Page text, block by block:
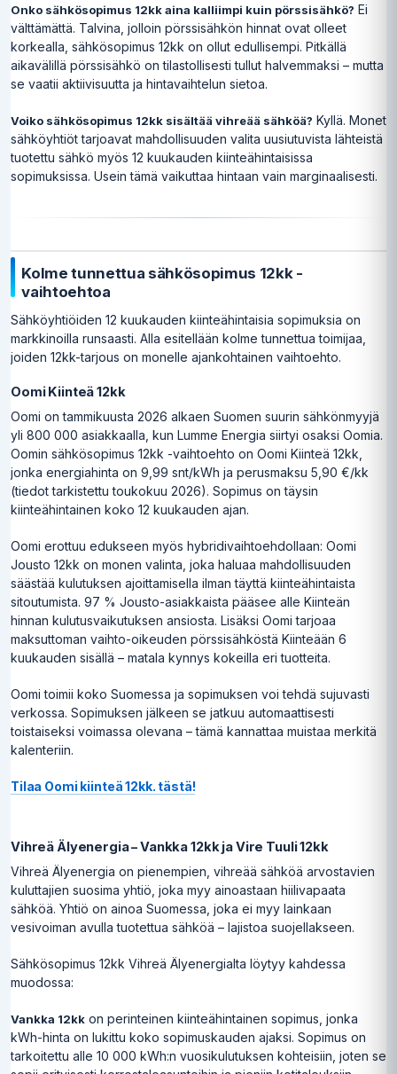
Onko sähkösopimus 12kk aina kalliimpi kuin pörssisähkö? Ei
välttämättä. Talvina, jolloin pörssisähkön hinnat ovat olleet
korkealla, sähkösopimus 12kk on ollut edullisempi. Pitkällä
aikavälillä pörssisähkö on tilastollisesti tullut halvemmaksi – mutta
se vaatii aktiivisuutta ja hintavaihtelun sietoa.
Voiko sähkösopimus 12kk sisältää vihreää sähköä? Kyllä. Monet
sähköyhtiöt tarjoavat mahdollisuuden valita uusiutuvista lähteistä
tuotettu sähkö myös 12 kuukauden kiinteähintaisissa
sopimuksissa. Usein tämä vaikuttaa hintaan vain marginaalisesti.
Kolme tunnettua sähkösopimus 12kk -
vaihtoehtoa
Sähköyhtiöiden 12 kuukauden kiinteähintaisia sopimuksia on
markkinoilla runsaasti. Alla esitellään kolme tunnettua toimijaa,
joiden 12kk-tarjous on monelle ajankohtainen vaihtoehto.
Oomi Kiinteä 12kk
Oomi on tammikuusta 2026 alkaen Suomen suurin sähkönmyyjä
yli 800 000 asiakkaalla, kun Lumme Energia siirtyi osaksi Oomia.
Oomin sähkösopimus 12kk -vaihtoehto on Oomi Kiinteä 12kk,
jonka energiahinta on 9,99 snt/kWh ja perusmaksu 5,90 €/kk
(tiedot tarkistettu toukokuu 2026). Sopimus on täysin
kiinteähintainen koko 12 kuukauden ajan.
Oomi erottuu edukseen myös hybridivaihtoehdollaan: Oomi
Jousto 12kk on monen valinta, joka haluaa mahdollisuuden
säästää kulutuksen ajoittamisella ilman täyttä kiinteähintaista
sitoutumista. 97 % Jousto-asiakkaista pääsee alle Kiinteän
hinnan kulutusvaikutuksen ansiosta. Lisäksi Oomi tarjoaa
maksuttoman vaihto-oikeuden pörssisähköstä Kiinteään 6
kuukauden sisällä – matala kynnys kokeilla eri tuotteita.
Oomi toimii koko Suomessa ja sopimuksen voi tehdä sujuvasti
verkossa. Sopimuksen jälkeen se jatkuu automaattisesti
toistaiseksi voimassa olevana – tämä kannattaa muistaa merkitä
kalenteriin.
Tilaa Oomi kiinteä 12kk. tästä!
Vihreä Älyenergia – Vankka 12kk ja Vire Tuuli 12kk
Vihreä Älyenergia on pienempien, vihreää sähköä arvostavien
kuluttajien suosima yhtiö, joka myy ainoastaan hiilivapaata
sähköä. Yhtiö on ainoa Suomessa, joka ei myy lainkaan
vesivoiman avulla tuotettua sähköä – lajistoa suojellakseen.
Sähkösopimus 12kk Vihreä Älyenergialta löytyy kahdessa
muodossa:
Vankka 12kk on perinteinen kiinteähintainen sopimus, jonka
kWh-hinta on lukittu koko sopimuskauden ajaksi. Sopimus on
tarkoitettu alle 10 000 kWh:n vuosikulutuksen kohteisiin, joten se